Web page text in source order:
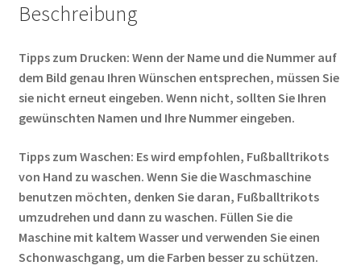
Beschreibung
Tipps zum Drucken: Wenn der Name und die Nummer auf
dem Bild genau Ihren Wünschen entsprechen, müssen Sie
sie nicht erneut eingeben. Wenn nicht, sollten Sie Ihren
gewünschten Namen und Ihre Nummer eingeben.
Tipps zum Waschen: Es wird empfohlen, Fußballtrikots
von Hand zu waschen. Wenn Sie die Waschmaschine
benutzen möchten, denken Sie daran, Fußballtrikots
umzudrehen und dann zu waschen. Füllen Sie die
Maschine mit kaltem Wasser und verwenden Sie einen
Schonwaschgang, um die Farben besser zu schützen.